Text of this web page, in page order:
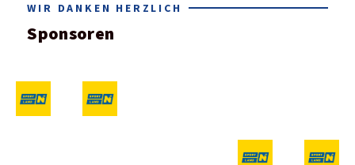
WIR DANKEN HERZLICH
Sponsoren